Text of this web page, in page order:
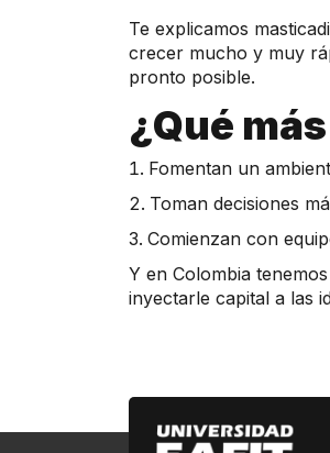
Te explicamos
crecer mucho y muy
pronto posible.
¿Qué
Fomentan un
Toman decisiones
Comienzan con
Y en Colombia
inyectarle capital a las